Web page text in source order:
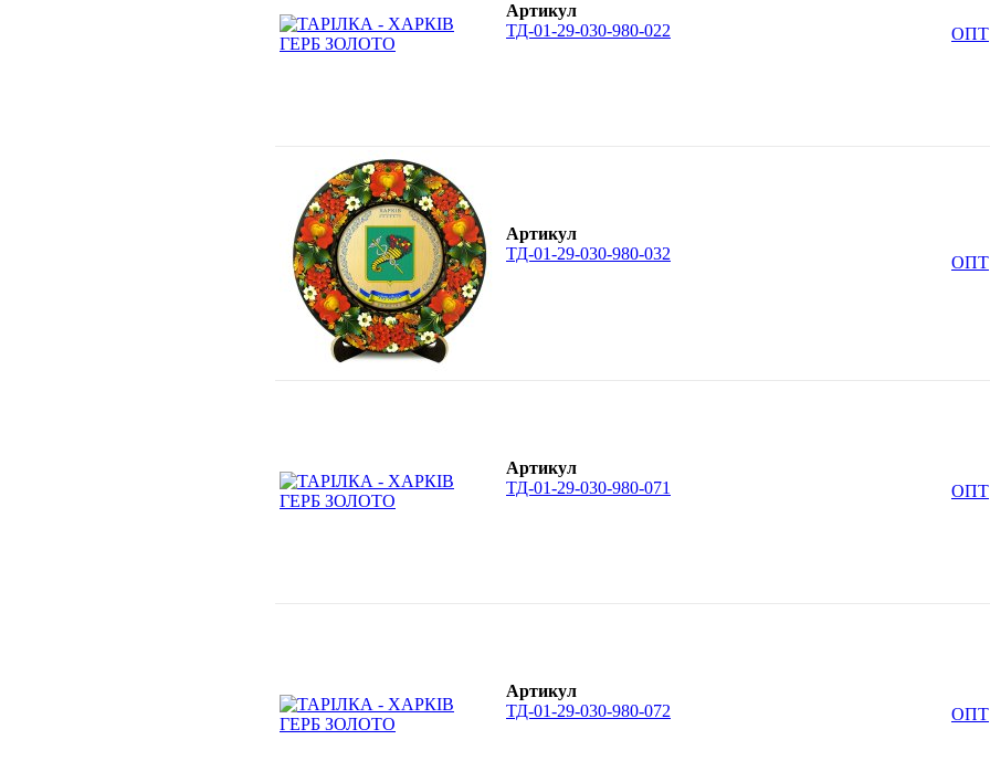
Артикул
ТД-01-29-030-980-022
ОПТ
Артикул
ТД-01-29-030-980-032
ОПТ
Артикул
ТД-01-29-030-980-071
ОПТ
Артикул
ТД-01-29-030-980-072
ОПТ